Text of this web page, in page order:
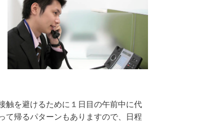
触を避けるために１日目の午前中に代
て帰るパターンもありますので、日程